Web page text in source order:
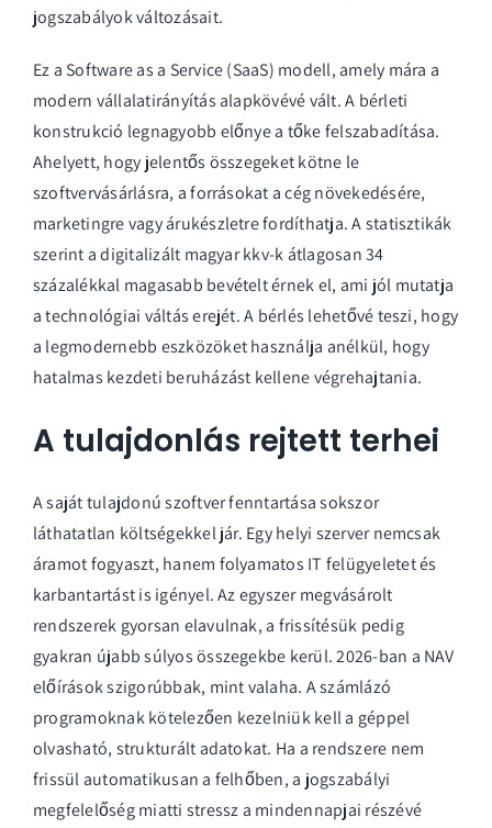
jogszabályok változásait.
Ez a Software as a Service (SaaS) modell, amely mára a
modern vállalatirányítás alapkövévé vált. A bérleti
konstrukció legnagyobb előnye a tőke felszabadítása.
Ahelyett, hogy jelentős összegeket kötne le
szoftvervásárlásra, a forrásokat a cég növekedésére,
marketingre vagy árukészletre fordíthatja. A statisztikák
szerint a digitalizált magyar kkv-k átlagosan 34
százalékkal magasabb bevételt érnek el, ami jól mutatja
a technológiai váltás erejét. A bérlés lehetővé teszi, hogy
a legmodernebb eszközöket használja anélkül, hogy
hatalmas kezdeti beruházást kellene végrehajtania.
A tulajdonlás rejtett terhei
A saját tulajdonú szoftver fenntartása sokszor
láthatatlan költségekkel jár. Egy helyi szerver nemcsak
áramot fogyaszt, hanem folyamatos IT felügyeletet és
karbantartást is igényel. Az egyszer megvásárolt
rendszerek gyorsan elavulnak, a frissítésük pedig
gyakran újabb súlyos összegekbe kerül. 2026-ban a NAV
előírások szigorúbbak, mint valaha. A számlázó
programoknak kötelezően kezelniük kell a géppel
olvasható, strukturált adatokat. Ha a rendszere nem
frissül automatikusan a felhőben, a jogszabályi
megfelelőség miatti stressz a mindennapjai részévé